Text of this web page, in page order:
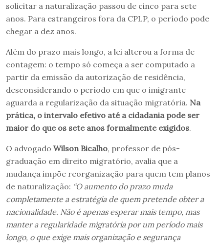
solicitar a naturalização passou de cinco para sete
anos. Para estrangeiros fora da CPLP, o período pode
chegar a dez anos.
Além do prazo mais longo, a lei alterou a forma de
contagem: o tempo só começa a ser computado a
partir da emissão da autorização de residência,
desconsiderando o período em que o imigrante
aguarda a regularização da situação migratória. Na
prática, o intervalo efetivo até a cidadania pode ser
maior do que os sete anos formalmente exigidos.
O advogado Wilson Bicalho, professor de pós-
graduação em direito migratório, avalia que a
mudança impõe reorganização para quem tem planos
de naturalização: “O aumento do prazo muda
completamente a estratégia de quem pretende obter a
nacionalidade. Não é apenas esperar mais tempo, mas
manter a regularidade migratória por um período mais
longo, o que exige mais organização e segurança